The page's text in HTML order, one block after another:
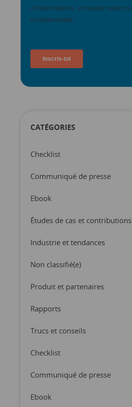
CATÉGORIES
Checklist
Communiqué de presse
Ebook
Études de cas et contributions
Industrie et tendances
Non classifié(e)
Produit et partenaires
Rapports
Trucs et conseils
Checklist
Communiqué de presse
Ebook